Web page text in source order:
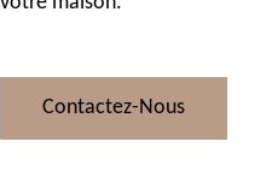
Contactez-Nous